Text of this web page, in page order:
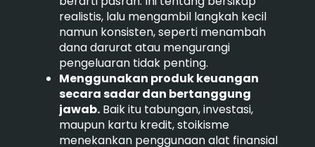
realistis, lalu mengambil langkah kecil
namun konsisten, seperti menambah
dana darurat atau mengurangi
pengeluaran tidak penting.
Menggunakan produk keuangan
secara sadar dan bertanggung
jawab.Baik itu tabungan, investasi,
maupun kartu kredit, stoikisme
menekankan penggunaan alat finansial